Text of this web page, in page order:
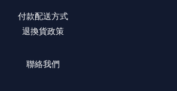
付款配送方式
退換貨政策
聯絡我們